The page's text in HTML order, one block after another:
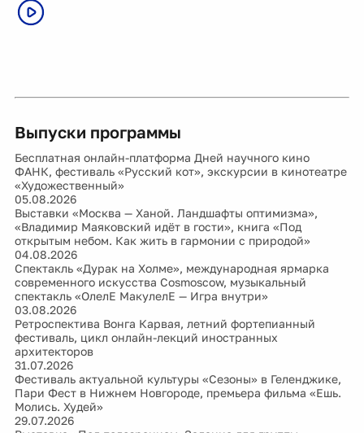
Выпуски программы
Бесплатная онлайн-платформа Дней научного кино
ФАНК, фестиваль «Русский кот», экскурсии в кинотеатре
«Художественный»
05.08.2026
Выставки «Москва — Ханой. Ландшафты оптимизма»,
«Владимир Маяковский идёт в гости», книга «Под
открытым небом. Как жить в гармонии с природой»
04.08.2026
Спектакль «Дурак на Холме», международная ярмарка
современного искусства Cosmoscow, музыкальный
спектакль «ОлелЕ МакулелЕ — Игра внутри»
03.08.2026
Ретроспектива Вонга Карвая, летний фортепианный
фестиваль, цикл онлайн-лекций иностранных
архитекторов
31.07.2026
Фестиваль актуальной культуры «Сезоны» в Геленджике,
Пари Фест в Нижнем Новгороде, премьера фильма «Ешь.
Молись. Худей»
29.07.2026